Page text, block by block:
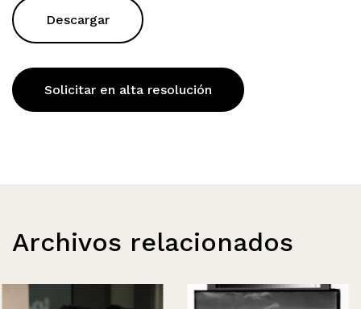
Descargar
Solicitar en alta resolución
Archivos relacionados